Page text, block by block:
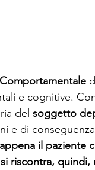
e cognitive.
del soggetto
e di
il paziente
riscontra,